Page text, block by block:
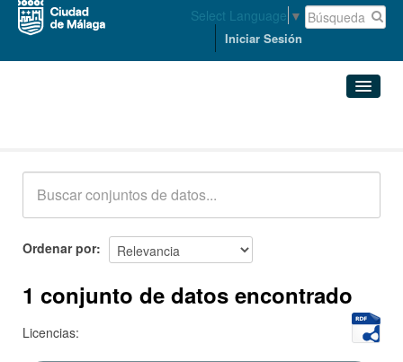
Select Language ▼
Iniciar Sesión
Acerca de
Ordenar por
1 conjunto de datos encontrado
Licencias: